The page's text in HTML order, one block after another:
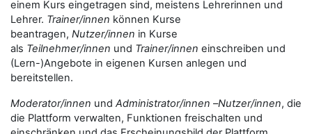
einem Kurs eingetragen sind, meistens Lehrerinnen und
Lehrer. Trainer/innen können Kurse
beantragen, Nutzer/innen in Kurse
als Teilnehmer/innen und Trainer/innen einschreiben und
(Lern-)Angebote in eigenen Kursen anlegen und
bereitstellen.
Moderator/innen und Administrator/innen –Nutzer/innen, die
die Plattform verwalten, Funktionen freischalten und